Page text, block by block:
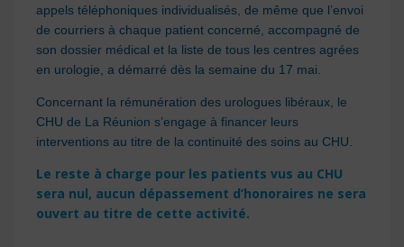
appels téléphoniques individualisés, de même que l’envoi
de courriers à chaque patient concerné, accompagné de
son dossier médical et la liste de tous les centres agrées
en urologie, a démarré dès la semaine du 17 mai.
Concernant la rémunération des urologues libéraux, le
CHU de La Réunion s’engage à financer leurs
interventions au titre de la continuité des soins au CHU.
Le reste à charge pour les patients vus au CHU
sera nul, aucun dépassement d’honoraires ne sera
ouvert au titre de cette activité.